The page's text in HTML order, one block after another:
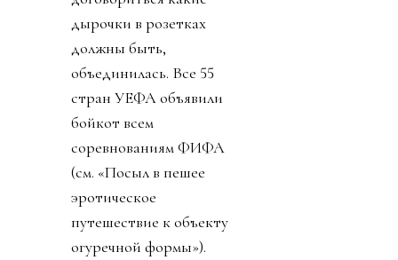
дырочки в розетках
должны быть,
объединилась. Все 55
стран УЕФА объявили
бойкот всем
соревнованиям ФИФА
(см. «Посыл в пешее
эротическое
путешествие к объекту
огуречной формы»).